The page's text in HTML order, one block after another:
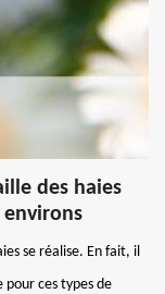
des haies
se réalise. En fait, il
ces types de